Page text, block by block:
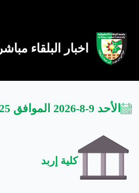
اخبار البلقاء مباشر
الأحد 9-8-2026 الموافق 25 صفر 1448
كلية إربد